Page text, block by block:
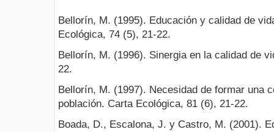
Bellorín, M. (1995). Educación y calidad de
Ecológica, 74 (5), 21-22.
Bellorín, M. (1996). Sinergia en la calidad de
22.
Bellorín, M. (1997). Necesidad de formar una
población. Carta Ecológica, 81 (6), 21-22.
Boada, D., Escalona, J. y Castro, M. (2001).